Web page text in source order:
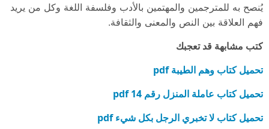
يُنصح به للمترجمين والمهتمين بالأدب وفلسفة اللغة وكل من يريد
فهم العلاقة بين النص والمعنى والثقافة.
كتب مشابهة قد تعجبك
تحميل كتاب وهم الطيبة pdf
تحميل كتاب عاملة المنزل رقم 14 pdf
تحميل كتاب لا تخبري الرجل بكل شيء pdf